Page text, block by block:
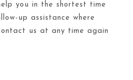
you in the shortest time
up assistance where
us at any time again